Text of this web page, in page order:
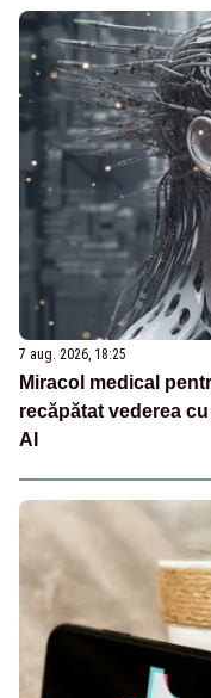
7 aug. 2026, 18:25
Miracol medical
recăpătat vederea
AI